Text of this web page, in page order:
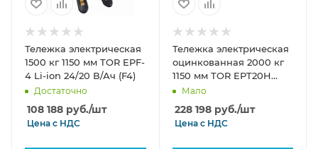
Тележка электрическая
1500 кг 1150 мм TOR EPF-
4 Li-ion 24/20 В/Ач (F4)
Достаточно
108 188 руб./шт
Цена с НДС
Тележка электрическая
оцинкованная 2000 кг
1150 мм TOR EPT20H
PRO Li-pol 48/15 В/Ач
Мало
228 198руб./шт
Цена с НДС